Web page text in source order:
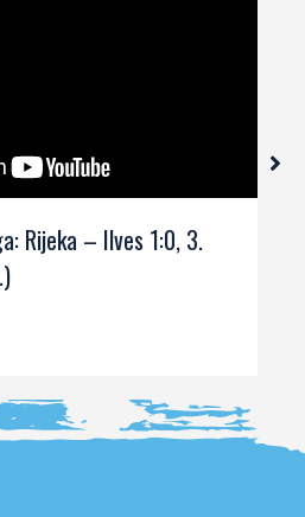
Rijeka – Ilves 1:0, 3.